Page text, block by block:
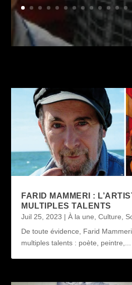
FARID MAMMERI :
MULTIPLES TALENTS
Juil 25, 2023 |À la une ,Culture
De toute évidence, Farid
multiples talents : poète, peintre,...